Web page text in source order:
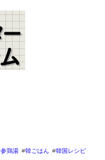
参鶏湯 韓ごはん
韓国レシピ